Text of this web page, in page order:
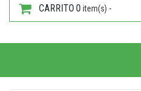
CARRITO 0 item(s) -